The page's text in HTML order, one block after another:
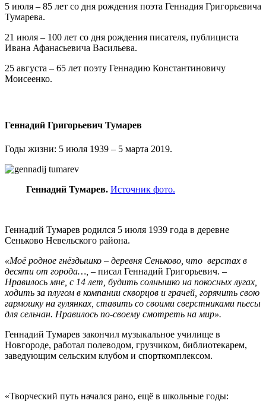
5 июля – 85 лет со дня рождения поэта Геннадия Григорьевича
Тумарева.
21 июля – 100 лет со дня рождения писателя, публициста
Ивана Афанасьевича Васильева.
25 августа – 65 лет поэту Геннадию Константиновичу
Моисеенко.
Геннадий Григорьевич Тумарев
Годы жизни: 5 июля 1939 – 5 марта 2019.
Геннадий Тумарев. Источник фото.
Геннадий Тумарев родился 5 июля 1939 года в деревне
Сеньково Невельского района.
«Моё родное гнёздышко – деревня Сеньково, что верстах в
десяти от города…, – писал Геннадий Григорьевич. –
Нравилось мне, с 14 лет, будить солнышко на покосных лугах,
ходить за плугом в компании скворцов и грачей, горячить свою
гармошку на гулянках, ставить со своими сверстниками пьесы
для сельчан. Нравилось по-своему смотреть на мир».
Геннадий Тумарев закончил музыкальное училище в
Новгороде, работал полеводом, грузчиком, библиотекарем,
заведующим сельским клубом и спорткомплексом.
«Творческий путь начался рано, ещё в школьные годы: